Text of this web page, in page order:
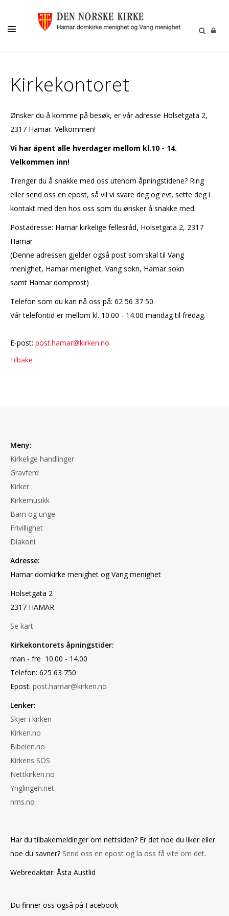
GRAVFERD/GRAVPLASS
FRIVILLIGHET
DIAKONI
Kirkekontoret
Ønsker du å komme på besøk, er vår adresse Holsetgata 2,
2317 Hamar. Velkommen!
Vi har åpent alle hverdager mellom kl.10 - 14.
Velkommen inn!
Trenger du å snakke med oss utenom åpningstidene? Ring
eller send oss en epost, så vil vi svare deg og evt. sette deg i
kontakt med den hos oss som du ønsker å snakke med.
Postadresse: Hamar kirkelige fellesråd, Holsetgata 2, 2317
Hamar
(Denne adressen gjelder også post som skal til Vang
menighet, Hamar menighet, Vang sokn, Hamar sokn
samt Hamar domprost)
Telefon som du kan nå oss på: 62 56 37 50
Vår telefontid er mellom kl. 10.00 - 14.00 mandag til fredag.
E-post: post.hamar@kirken.no
Tilbake
Meny:
Kirkelige handlinger
Gravferd
Kirker
Kirkemusikk
Barn og unge
Frivillighet
Diakoni
Adresse:
Hamar domkirke menighet og Vang menighet
Holsetgata 2
2317 HAMAR
Se kart
Kirkekontorets åpningstider:
man - fre 10.00 - 14.00
Telefon: 625 63 750
Epost: post.hamar@kirken.no
Lenker:
Skjer i kirken
Kirken.no
Bibelen.no
Kirkens SOS
Nettkirken.no
Ynglingen.net
nms.no
Har du tilbakemeldinger om nettsiden? Er det noe du liker eller
noe du savner? Send oss en epost og la oss få vite om det.
Webredaktør: Åsta Austlid
Du finner oss også på Facebook